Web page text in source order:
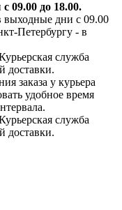
с 09.00 до 18.00.
выходные дни с 09.00
Петербургу - в
служба
доставки.
заказа у курьера
удобное время
служба
доставки.